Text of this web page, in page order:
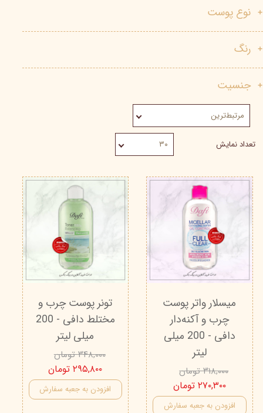
نوع پوست
رنگ
جنسیت
مرتبط‌ترین
تعداد نمایش ۳۰
میسلار واتر پوست
چرب و آکنه‌دار
دافی - 200 میلی
لیتر
۳۱۸,۰۰۰ تومان
۲۷۰,۳۰۰ تومان
افزودن به جعبه سفارش
تونر پوست چرب و
مختلط دافی - 200
میلی لیتر
۳۴۸,۰۰۰ تومان
۲۹۵,۸۰۰ تومان
افزودن به جعبه سفارش